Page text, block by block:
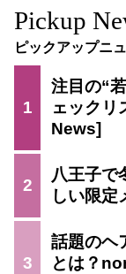
Pickup
ピックアップニ
1
注目の“
ェックリ
2
八王子で
しい限定
3
話題のヘ
とは？